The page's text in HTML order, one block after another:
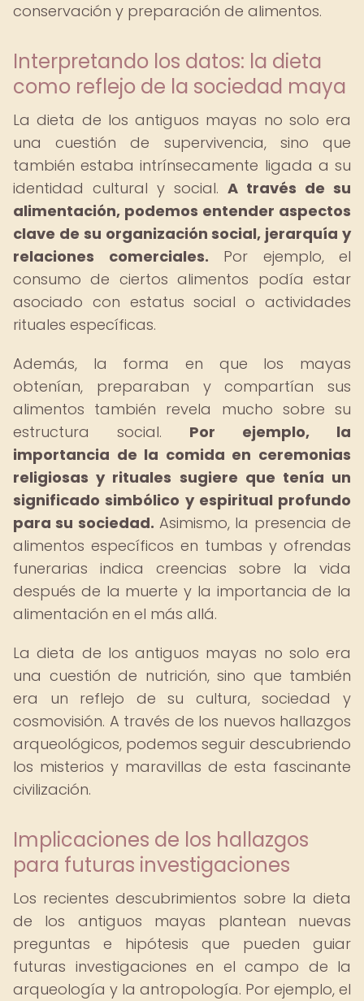
conservación y preparación de alimentos.
Interpretando los datos: la dieta
como reflejo de la sociedad maya
La dieta de los antiguos mayas no solo era
una cuestión de supervivencia, sino que
también estaba intrínsecamente ligada a su
identidad cultural y social. A través de su
alimentación, podemos entender aspectos
clave de su organización social, jerarquía y
relaciones comerciales. Por ejemplo, el
consumo de ciertos alimentos podía estar
asociado con estatus social o actividades
rituales específicas.
Además, la forma en que los mayas
obtenían, preparaban y compartían sus
alimentos también revela mucho sobre su
estructura social. Por ejemplo, la
importancia de la comida en ceremonias
religiosas y rituales sugiere que tenía un
significado simbólico y espiritual profundo
para su sociedad. Asimismo, la presencia de
alimentos específicos en tumbas y ofrendas
funerarias indica creencias sobre la vida
después de la muerte y la importancia de la
alimentación en el más allá.
La dieta de los antiguos mayas no solo era
una cuestión de nutrición, sino que también
era un reflejo de su cultura, sociedad y
cosmovisión. A través de los nuevos hallazgos
arqueológicos, podemos seguir descubriendo
los misterios y maravillas de esta fascinante
civilización.
Implicaciones de los hallazgos
para futuras investigaciones
Los recientes descubrimientos sobre la dieta
de los antiguos mayas plantean nuevas
preguntas e hipótesis que pueden guiar
futuras investigaciones en el campo de la
arqueología y la antropología. Por ejemplo, el